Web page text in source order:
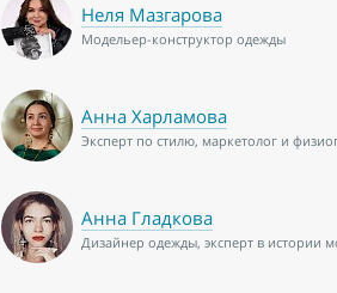
Неля Мазгарова
Модельер-конструктор одежды
Анна Харламова
Эксперт по стилю, маркетолог и
Анна Гладкова
Дизайнер одежды, эксперт в истории